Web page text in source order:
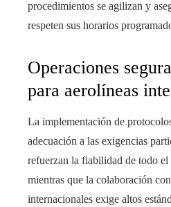
procedimientos se agilizan y
respeten sus horarios
Operaciones
para aerolíneas
La implementación de
adecuación a las exigencias
refuerzan la fiabilidad de todo el
mientras que la colaboración
internacionales exige altos